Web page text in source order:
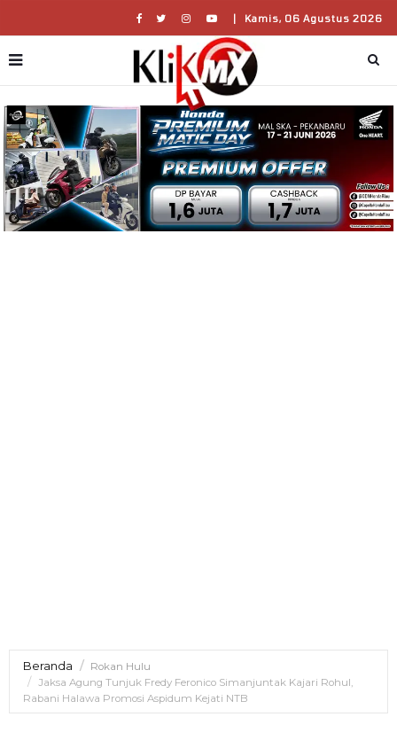
| Kamis, 06 Agustus 2026
Beranda
Rokan Hulu
Jaksa Agung Tunjuk Fredy Feronico Simanjuntak Kajari Rohul,
Rabani Halawa Promosi Aspidum Kejati NTB